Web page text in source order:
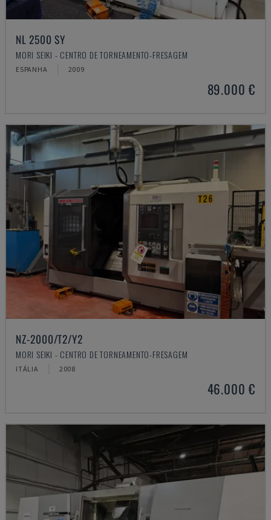
NL 2500 SY
MORI SEIKI - CENTRO DE TORNEAMENTO-FRESAGEM
ESPANHA 2009
89.000 €
NZ-2000/T2/Y2
MORI SEIKI - CENTRO DE TORNEAMENTO-FRESAGEM
ITÁLIA 2008
46.000 €